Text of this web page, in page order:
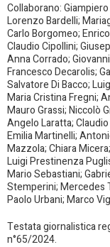
Collaborano:
Lorenzo Bardelli;
Carlo Borgomeo;
Claudio Cipollini;
Anna Corrado;
Francesco Decarolis;
Salvatore Di Bacco;
Maria Cristina Fregni;
Mauro Grassi; Niccolò
Angelo Laratta;
Emilia Martinelli;
Mazzola; Chiara
Luigi Prestinenza
Mario Sebastiani;
Stemperini; Mercedes
Paolo Urbani; Marco
Testata giornalistica
n°65/2024.